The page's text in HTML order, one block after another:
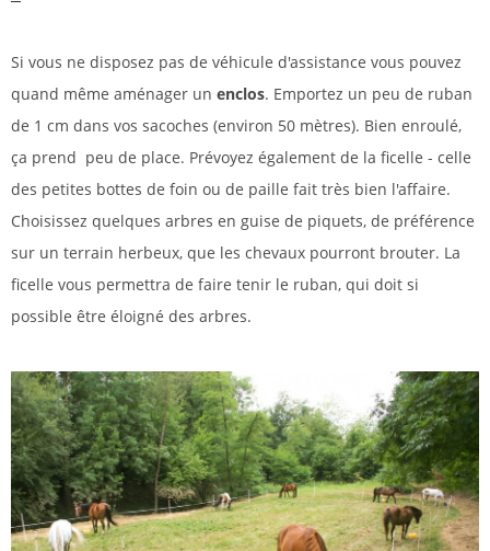
Si vous ne disposez pas de véhicule d'assistance vous pouvez
quand même aménager un enclos. Emportez un peu de ruban
de 1 cm dans vos sacoches (environ 50 mètres). Bien enroulé,
ça prend peu de place. Prévoyez également de la ficelle - celle
des petites bottes de foin ou de paille fait très bien l'affaire.
Choisissez quelques arbres en guise de piquets, de préférence
sur un terrain herbeux, que les chevaux pourront brouter. La
ficelle vous permettra de faire tenir le ruban, qui doit si
possible être éloigné des arbres.